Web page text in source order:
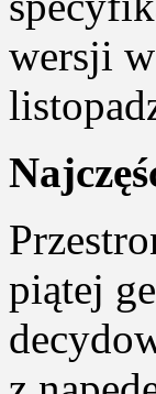
wersji
piątej